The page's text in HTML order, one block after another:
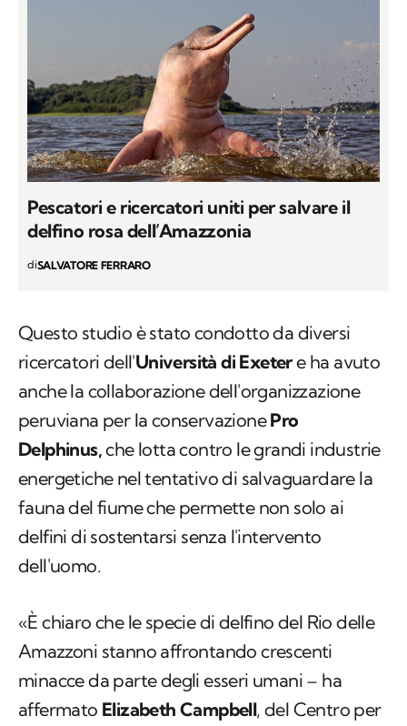
Pescatori e ricercatori uniti per salvare il
delfino rosa dell’Amazzonia
diSALVATORE FERRARO
Questo studio è stato condotto da diversi
ricercatori dell'Università di Exetere ha avuto
anche la collaborazione dell'organizzazione
peruviana per la conservazionePro
Delphinus,che lotta contro le grandi industrie
energetiche nel tentativo di salvaguardare la
fauna del fiume che permette non solo ai
delfini di sostentarsi senza l'intervento
dell'uomo.
«È chiaro che le specie di delfino del Rio delle
Amazzoni stanno affrontando crescenti
minacce da parte degli esseri umani – ha
affermato Elizabeth Campbell, del Centro per